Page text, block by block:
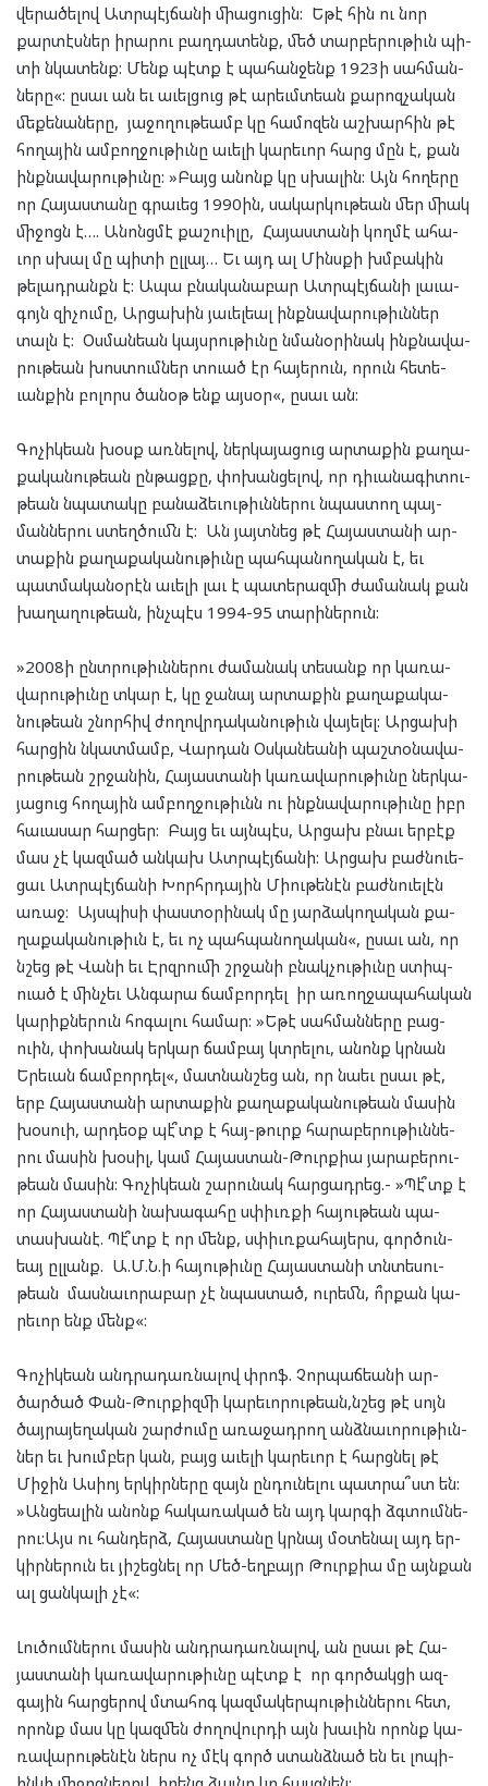
վե­րա­ծե­լով Ատր­պէյ­ճա­նի մի­ա­ցու­ցին: Եթէ հին ու նոր
քար­տէս­ներ իրա­րու բաղ­դա­տենք, մեծ տար­բե­րու­թիւն պի­
տի նկա­տենք: Մենք պէտք է պա­հան­ջենք 1923ի սահ­ման­
նե­րը«: ըսաւ ան եւ աւել­ցուց թէ արեւմտ­եան քա­րոզ­չա­կան
մե­քե­նա­նե­րը, յա­ջո­ղու­թեամբ կը հա­մո­զեն աշ­խար­հին թէ
հո­ղա­յին ամ­բող­ջու­թիւնը աւե­լի կա­րե­ւոր հարց մըն է, քան
ինք­նա­վա­րու­թիւնը: »Բայց անոնք կը սխա­լին: Այն հո­ղե­րը
որ Հա­յաս­տա­նը գրա­ւեց 1990ին, սա­կար­կու­թեան մեր մի­ակ
մի­ջոցն է…. Անոնց­մէ քաշ­ուի­լը, Հա­յաս­տա­նի կող­մէ ահա­
ւոր սխալ մը պի­տի ըլ­լայ… Եւ այդ ալ Մինս­քի խմբա­կին
թե­լադ­րանքն է: Ապա բնա­կա­նա­բար Ատր­պէյ­ճա­նի լա­ւա­
գոյն զի­չու­մը, Ար­ցա­խին յա­ւել­եալ ինք­նա­վա­րու­թիւն­ներ
տալն է: Օս­ման­եան կայս­րու­թիւնը նմա­նօ­րի­նակ ինք­նա­վա­
րու­թեան խոս­տում­ներ տուած էր հա­յե­րուն, որուն հե­տե­
ւան­քին բո­լորս ծա­նօթ ենք այ­սօր«, ըսաւ ան:
Գո­չիկ­եան խօսք առ­նե­լով, ներ­կա­յա­ցուց ար­տա­քին քա­ղա­
քա­կա­նու­թեան ըն­թաց­քը, փո­խան­ցե­լով, որ դիւա­նա­գի­տու­
թեան նպա­տա­կը բա­նա­ձե­ւու­թիւն­նե­րու նպաս­տող պայ­
ման­նե­րու ստեղ­ծումն է: Ան յայտ­նեց թէ Հա­յաս­տա­նի ար­
տա­քին քա­ղա­քա­կա­նու­թիւնը պահ­պա­նո­ղա­կան է, եւ
պատ­մա­կա­նօ­րէն աւե­լի լաւ է պա­տե­րազ­մի ժա­մա­նակ քան
խա­ղա­ղու­թեան, ինչ­պէս 1994-95 տա­րի­նե­րուն:
»2008ի ընտ­րու­թիւն­նե­րու ժա­մա­նակ տե­սանք որ կա­ռա­
վա­րու­թիւնը տկար է, կը ջա­նայ ար­տա­քին քա­ղա­քա­կա­
նու­թեան շնոր­հիվ ժո­ղովր­դա­կա­նու­թիւն վա­յե­լել: Ար­ցա­խի
հար­ցին նկատ­մամբ, Վար­դան Օս­կան­եա­նի պաշ­տօ­նա­վա­
րու­թեան շրջա­նին, Հա­յաս­տա­նի կա­ռա­վա­րու­թիւնը ներ­կա­
յա­ցուց հո­ղա­յին ամ­բող­ջու­թիւնն ու ինք­նա­վա­րու­թիւնը իբր
հա­ւա­սար հար­ցեր: Բայց եւ այն­պէս, Ար­ցախ բնաւ եր­բէք
մաս չէ կազ­մած ան­կախ Ատր­պէյ­ճա­նի: Ար­ցախ բաժն­ուե­
ցաւ Ատր­պէյ­ճա­նի Խորհր­դա­յին Միու­թե­նէն բաժն­ուե­լէն
առաջ: Այս­պի­սի փաս­տօ­րի­նակ մը յար­ձա­կո­ղա­կան քա­
ղա­քա­կա­նու­թիւն է, եւ ոչ պահ­պա­նո­ղա­կան«, ըսաւ ան, որ
նշեց թէ Վա­նի եւ Էրզ­րու­մի շրջա­նի բնակ­չու­թիւնը ստիպ­
ուած է մին­չեւ Ան­գա­րա ճամ­բոր­դել իր առող­ջա­պա­հա­կան
կա­րիք­նե­րուն հո­գա­լու հա­մար: »Եթէ սահ­ման­նե­րը բաց­
ուին, փո­խա­նակ եր­կար ճամ­բայ կտրե­լու, անոնք կրնան
Երե­ւան ճամ­բոր­դել«, մատ­նան­շեց ան, որ նա­եւ ըսաւ թէ,
երբ Հա­յաս­տա­նի ար­տա­քին քա­ղա­քա­կա­նու­թեան մա­սին
խօս­ուի, արդ­եօք պէ՞տք է հայ-թուրք հա­րա­բե­րու­թիւն­նե­
րու մա­սին խօ­սիլ, կամ Հա­յաս­տան-Թուրք­իա յա­րա­բե­րու­
թեան մա­սին: Գո­չիկ­եան շա­րու­նակ հար­ցադ­րեց.- »Պէ՞տք է
որ Հա­յաս­տա­նի նա­խա­գա­հը սփիւռ­քի հա­յու­թեան պա­
տաս­խա­նէ. Պէ՞տք է որ մենք, սփիւռ­քա­հա­յերս, գոր­ծուն­
եայ ըլ­լանք. Ա.Մ.Ն.ի հա­յու­թիւնը Հա­յաս­տա­նի տնտե­սու­
թեան մաս­նա­ւո­րա­բար չէ նպաս­տած, ու­րեմն, ո՞ր­քան կա­
րե­ւոր ենք մենք«:
Գո­չիկ­եան անդ­րա­դառ­նա­լով փրոֆ. Չոր­պաճ­եա­նի ար­
ծար­ծած Փան-Թուր­քիզ­մի կա­րե­ւո­րու­թեան,նշեց թէ սոյն
ծայ­րա­յե­ղա­կան շար­ժու­մը առա­ջադ­րող անձ­նա­ւո­րու­թիւն­
ներ եւ խում­բեր կան, բայց աւե­լի կա­րե­ւոր է հարց­նել թէ
Մի­ջին Աս­իոյ եր­կիր­նե­րը զայն ըն­դու­նե­լու պատ­րա՞ստ են:
»Անց­եա­լին անոնք հա­կա­ռա­կած են այդ կար­գի ձգտում­նե­
րու:Այս ու հան­դերձ, Հա­յաս­տա­նը կրնայ մօ­տե­նալ այդ եր­
կիր­նե­րուն եւ յի­շեց­նել որ Մեծ-եղ­բայր Թուրք­իա մը այն­քան
ալ ցան­կա­լի չէ«:
Լու­ծում­նե­րու մա­սին անդ­րա­դառ­նա­լով, ան ըսաւ թէ Հա­
յաս­տա­նի կա­ռա­վա­րու­թիւնը պէտք է որ գոր­ծակ­ցի ազ­
գա­յին հար­ցե­րով մտա­հոգ կազ­մա­կեր­պու­թիւն­նե­րու հետ,
որոնք մաս կը կազ­մեն ժո­ղո­վուր­դի այն խա­ւին որոնք կա­
ռա­վա­րու­թե­նէն ներս ոչ մէկ գործ ստանձ­նած են եւ լոպի­